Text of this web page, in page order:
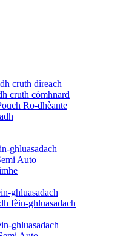
cruth dìreach
cruth còmhnard
Ro-dhèante
ghluasadach
Auto
ghluasadach
fèin-ghluasadach
ghluasadach